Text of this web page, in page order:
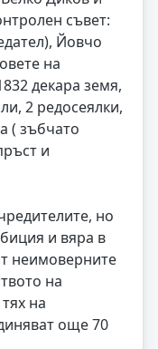
съвет:
Йовчо
на
декара земя,
2 редосеялки,
( зъбчато
и
но
и вяра в
неимоверните
на
на
още 70